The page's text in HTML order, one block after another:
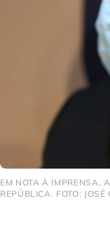
EM NOTA À IMPRENSA,
REPÚBLICA. FOTO: